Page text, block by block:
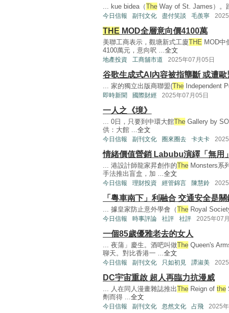
... kue bidea（The Way of St. James）。
今日信報 副刊文化 盡付笑談 毛羨寧
THE MOD全層意向價4100萬
美聯工商表示，觀塘新式工廈THE MOD中
4100萬元，意向呎 ...全文
地產投資 工商舖市道 2025年07月05日
谷歌生成式AI內容被指壟斷 或遭歐
... 家的獨立出版商聯盟(The Independent
即時新聞 國際財經 2025年07月05日
一人之《境》
... 0日，只要到中環大館The Gallery by
供：大館 ...全文
今日信報 副刊文化 圈來圈去 卡夫卡
情緒價值營銷 Labubu演繹「無用
... 港設計師龍家昇創作的The Monsters系
手法推出盲盒，加 ...全文
今日信報 理財投資 經管錦言 陳慧鈴
「粵車南下」利融合 交通安全是關
... 據皇家防止意外學會（The Royal
今日信報 時事評論 社評 社評 2025年07
一個85歲優雅老去的女人
... 夜蒲」慶生。酒吧叫做The Queen's
聊天。對比香港一 ...全文
今日信報 副刊文化 只如初見 譚淑美
DC宇宙重啟 超人再臨力抗漫威
... 人在同人漫畫雜誌推出The Reign of the
劑而得 ...全文
今日信報 副刊文化 忽然文化 占飛 2025